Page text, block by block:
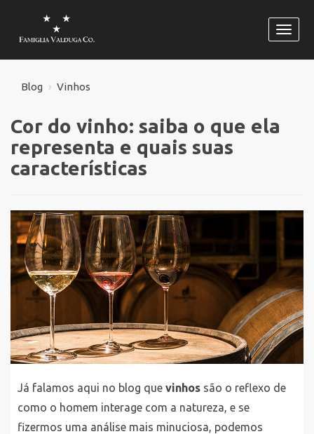
Blog Vinhos
Cor do vinho: saiba o que ela
representa e quais suas
características
Já falamos aqui no blog que vinhos são o reflexo de
como o homem interage com a natureza, e se
fizermos uma análise mais minuciosa, podemos